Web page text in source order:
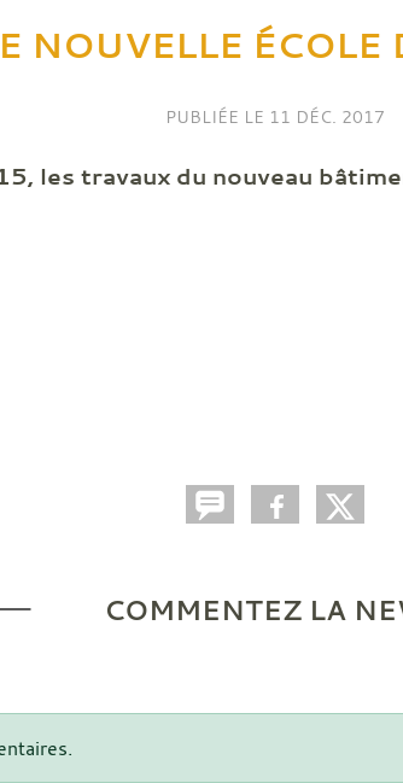
NOUVELLE ÉCOLE
PUBLIÉE LE 11 DÉC. 2017
les travaux du nouveau
COMMENTEZ LA